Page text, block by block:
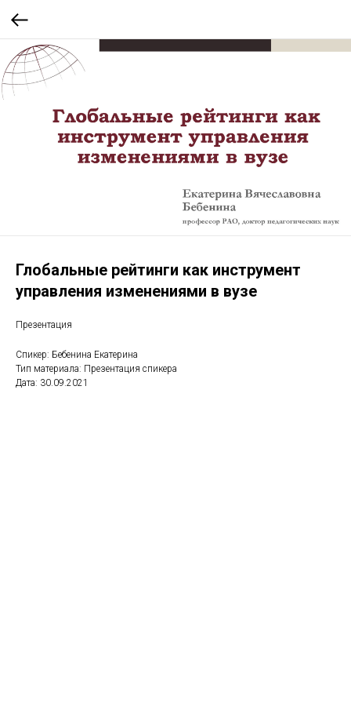
Глобальные рейтинги как инструмент
управления изменениями в вузе
Презентация
Спикер: Бебенина Екатерина
Тип материала: Презентация спикера
Дата: 30.09.2021